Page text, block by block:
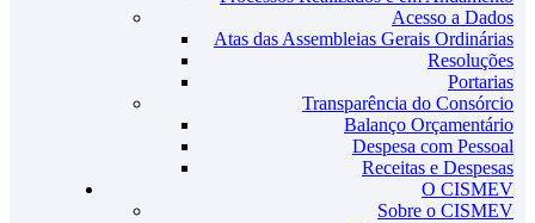
Acesso a Dados
Atas das Assembleias Gerais Ordinárias
Resoluções
Portarias
Transparência do Consórcio
Balanço Orçamentário
Despesa com Pessoal
Receitas e Despesas
O CISMEV
Sobre o CISMEV